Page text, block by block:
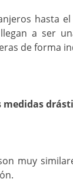
hasta
a ser
de forma
muy